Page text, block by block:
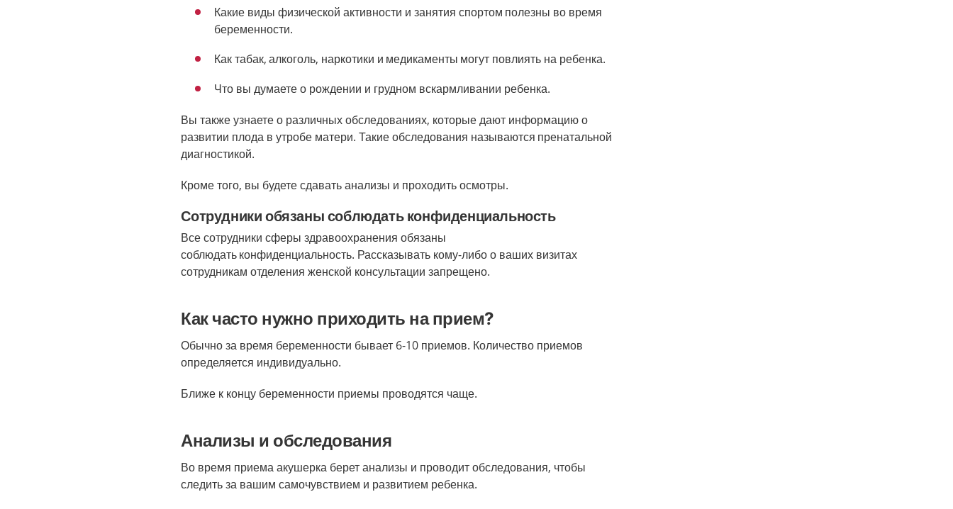
Какие виды физической активности изанятия спортом полезны во время
беременности.
Кактабак,алкоголь, наркотики и медикаменты могут повлиять на ребенка.
Что вы думаете о рождении и грудном вскармливании ребенка.
Вы также узнаете о различных обследованиях, которые дают информацию о
развитии плода в утробе матери. Такие обследования называются пренатальной
диагностикой.
Кроме того, вы будете сдавать анализы и проходить осмотры.
Сотрудники обязаны соблюдать конфиденциальность
Все сотрудники сферы здравоохранения обязаны
соблюдатьконфиденциальность. Рассказывать кому-либо о ваших визитах
сотрудникам отделения женской консультации запрещено.
Как часто нужно приходить на прием?
Обычно за время беременности бывает 6-10 приемов. Количество приемов
определяется индивидуально.
Ближе к концу беременности приемы проводятся чаще.
Анализы и обследования
Во время приема акушерка берет анализы и проводит обследования, чтобы
следить за вашим самочувствием и развитием ребенка.